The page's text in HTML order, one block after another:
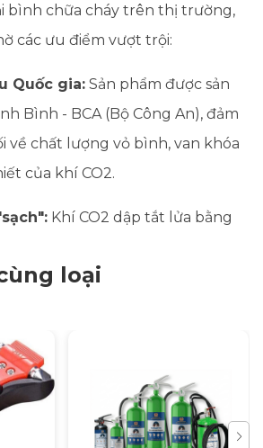
bình chữa cháy trên thị trường,
các ưu điểm vượt trội:
Quốc gia: Sản phẩm được sản
Bình - BCA (Bộ Công An), đảm
về chất lượng vỏ bình, van khóa
của khí CO2.
Khí CO2 dập tắt lửa bằng
hoàn toàn,
Hoạt động ổn định trong điều
(từ
-30 độ Cđến60 độ C), áp
lên tới
15 MPa.
loại